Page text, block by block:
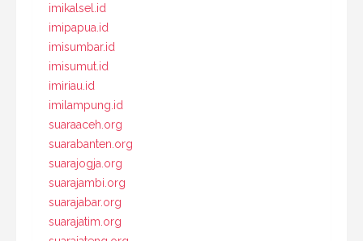
imikalsel.id
imipapua.id
imisumbar.id
imisumut.id
imiriau.id
imilampung.id
suaraaceh.org
suarabanten.org
suarajogja.org
suarajambi.org
suarajabar.org
suarajatim.org